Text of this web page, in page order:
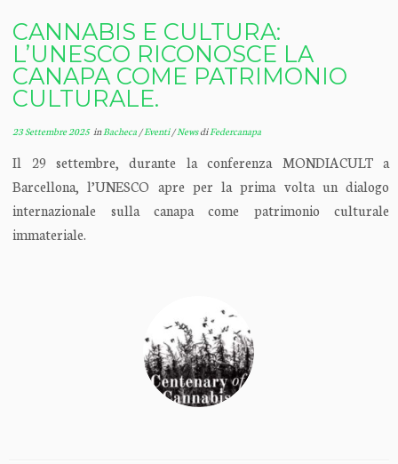
CANNABIS E CULTURA:
L’UNESCO RICONOSCE LA
CANAPA COME PATRIMONIO
CULTURALE.
23 Settembre 2025inBacheca /Eventi/NewsdiFedercanapa
Il 29 settembre, durante la conferenza MONDIACULT a
Barcellona, l’UNESCO apre per la prima volta un dialogo
internazionale sulla canapa come patrimonio culturale
immateriale.